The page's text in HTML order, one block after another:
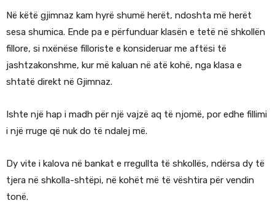
Në këtë gjimnaz kam hyrë shumë herët, ndoshta më herët
sesa shumica. Ende pa e përfunduar klasën e tetë në shkollën
fillore, si nxënëse filloriste e konsideruar me aftësi të
jashtzakonshme, kur më kaluan në atë kohë, nga klasa e
shtatë direkt në Gjimnaz.
Ishte një hap i madh për një vajzë aq të njomë, por edhe fillimi
i një rruge që nuk do të ndalej më.
Dy vite i kalova në bankat e rregullta të shkollës, ndërsa dy të
tjera në shkolla-shtëpi, në kohët më të vështira për vendin
tonë.